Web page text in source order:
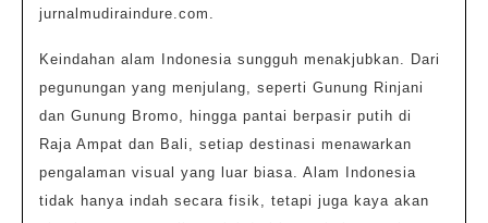
jurnalmudiraindure.com.
Keindahan alam Indonesia sungguh menakjubkan. Dari
pegunungan yang menjulang, seperti Gunung Rinjani
dan Gunung Bromo, hingga pantai berpasir putih di
Raja Ampat dan Bali, setiap destinasi menawarkan
pengalaman visual yang luar biasa. Alam Indonesia
tidak hanya indah secara fisik, tetapi juga kaya akan